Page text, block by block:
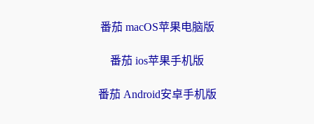
番茄 macOS苹果电脑版
番茄 ios苹果手机版
番茄 Android安卓手机版